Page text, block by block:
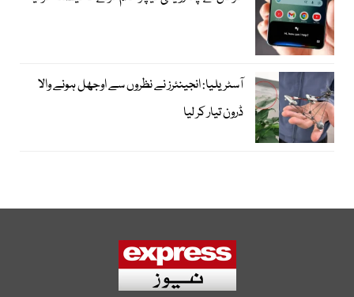
آسٹریلیا: انجینئرز نے نظروں سے اوجھل ہونے والا
ڈرون تیار کر لیا